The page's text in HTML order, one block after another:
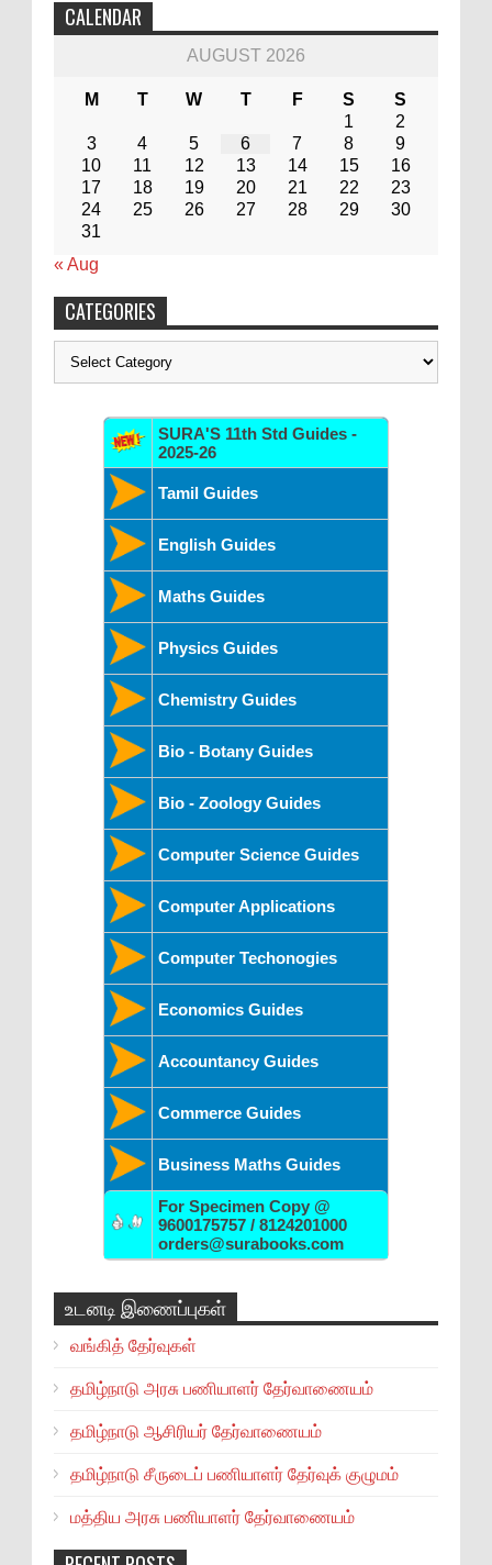
CALENDAR
AUGUST 2026
M T W T F S
S
1
2
3
4 5 6 7 8
9
10
11 12 13 14 15
16
17
18 19 20 21 22
23
24
25 26 27 28 29
30
31
« Aug
CATEGORIES
Categories
SURA'S 11th Std Guides -
2025-26
Tamil Guides
English Guides
Maths Guides
Physics Guides
Chemistry Guides
Bio - Botany Guides
Bio - Zoology Guides
Computer Science Guides
Computer Applications
Computer Techonogies
Economics Guides
Accountancy Guides
Commerce Guides
Business Maths Guides
For Specimen Copy @
9600175757 / 8124201000
orders@surabooks.com
உடனடி இணைப்புகள்
வங்கித் தேர்வுகள்
தமிழ்நாடு அரசு பணியாளர் தேர்வாணையம்
தமிழ்நாடு ஆசிரியர் தேர்வாணையம்
தமிழ்நாடு சீருடைப் பணியாளர் தேர்வுக் குழுமம்
மத்திய அரசு பணியாளர் தேர்வாணையம்